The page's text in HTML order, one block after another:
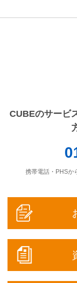
CUBEのサービ
携帯電話・PHSか